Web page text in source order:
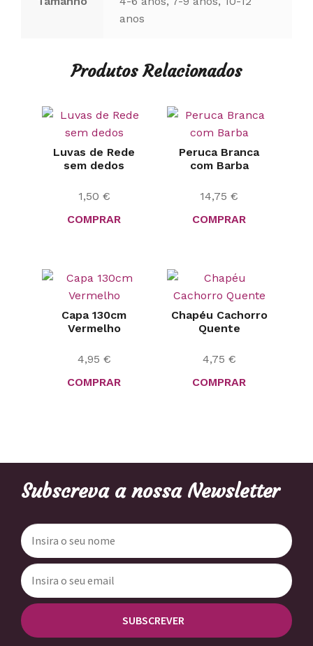
anos
Produtos Relacionados
Luvas de Rede
sem dedos
1,50 €
COMPRAR
Peruca Branca
com Barba
14,75 €
COMPRAR
Capa 130cm
Vermelho
4,95 €
COMPRAR
Chapéu Cachorro
Quente
4,75 €
COMPRAR
Subscreva a nossa Newsletter